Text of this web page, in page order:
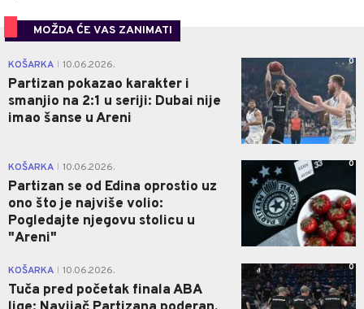
MOŽDA ĆE VAS ZANIMATI
KOŠARKA 10.06.2026.
Partizan pokazao karakter i
smanjio na 2:1 u seriji: Dubai nije
imao šanse u Areni
0
KOŠARKA 10.06.2026.
Partizan se od Edina oprostio uz
ono što je najviše volio:
Pogledajte njegovu stolicu u
"Areni"
0
KOŠARKA 10.06.2026.
Tuča pred početak finala ABA
0